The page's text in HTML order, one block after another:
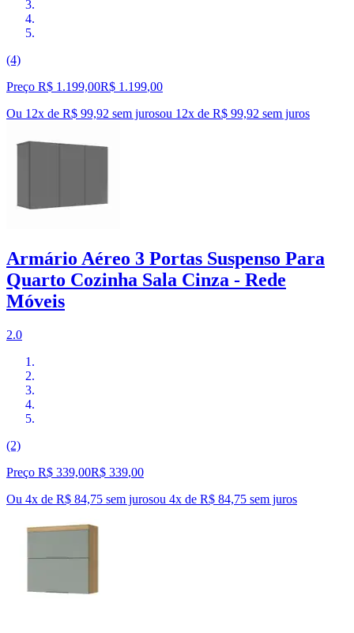
(4)
Preço R$ 1.199,00R$ 1.199,00
Ou 12x de R$ 99,92 sem jurosou 12x de R$ 99,92 sem juros
Armário Aéreo 3 Portas Suspenso Para
Quarto Cozinha Sala Cinza - Rede
Móveis
2.0
(2)
Preço R$ 339,00R$ 339,00
Ou 4x de R$ 84,75 sem jurosou 4x de R$ 84,75 sem juros